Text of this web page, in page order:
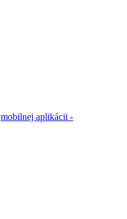
mobilnej aplikácii -